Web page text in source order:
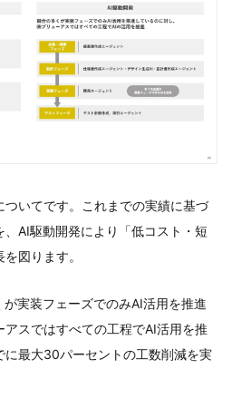
いてです。これまでの実績に基づ
AI駆動開発により「低コスト・短
図ります。
実装フェーズでのみAI活用を推進
アスではすべての工程でAI活用を推
に最大30パーセントの工数削減を実